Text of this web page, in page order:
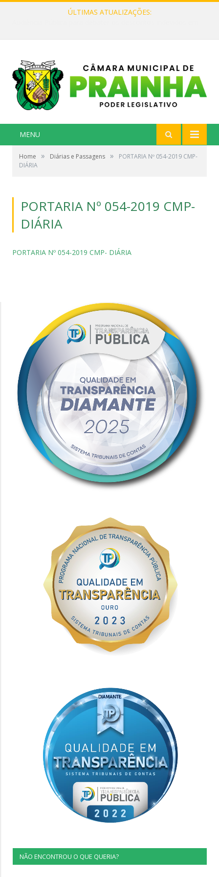
ÚLTIMAS ATUALIZAÇÕES:
MENU
Home » Diárias e Passagens »
PORTARIA Nº 054-2019 CMP-
DIÁRIA
PORTARIA Nº 054-2019 CMP-
DIÁRIA
PORTARIA Nº 054-2019 CMP- DIÁRIA
NÃO ENCONTROU O QUE QUERIA?